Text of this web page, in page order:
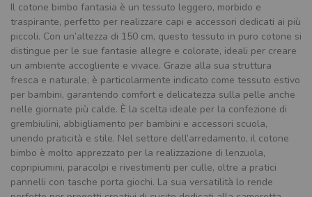
Il cotone bimbo fantasia è un tessuto leggero, morbido e
traspirante, perfetto per realizzare capi e accessori dedicati ai più
piccoli. Con un’altezza di 150 cm, questo tessuto in puro cotone si
distingue per le sue fantasie allegre e colorate, ideali per creare
un ambiente accogliente e vivace. Grazie alla sua struttura
fresca e naturale, è particolarmente indicato come tessuto estivo
per bambini, garantendo comfort e delicatezza sulla pelle anche
nelle giornate più calde. È la scelta ideale per la confezione di
grembiulini, abbigliamento per bambini e accessori scuola,
unendo praticità e stile. Nel settore dell’arredamento, il cotone
bimbo è molto apprezzato per la realizzazione di lenzuola,
copripiumini, paracolpi e rivestimenti per culle, oltre a pratici
pannelli con tasche porta giochi. La sua versatilità lo rende